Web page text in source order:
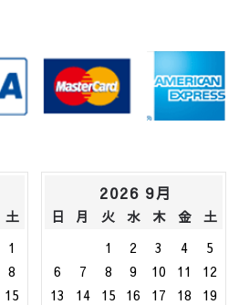
土
1
8
15
2026 9月
日 月 火 水 木 金
土
1
2 3 4
5
6
7 8 9 10 11
12
13
14 15 16 17 18
19